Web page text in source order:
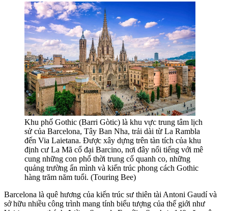
Khu phố Gothic (Barri Gòtic) là khu vực trung tâm lịch
sử của Barcelona, Tây Ban Nha, trải dài từ La Rambla
đến Via Laietana. Được xây dựng trên tàn tích của khu
định cư La Mã cổ đại Barcino, nơi đây nổi tiếng với mê
cung những con phố thời trung cổ quanh co, những
quảng trường ẩn mình và kiến trúc phong cách Gothic
hàng trăm năm tuổi. (Touring Bee)
Barcelona là quê hương của kiến trúc sư thiên tài Antoni Gaudí và
sở hữu nhiều công trình mang tính biểu tượng của thế giới như